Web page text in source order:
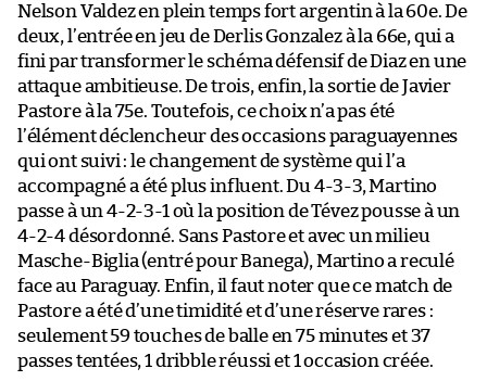
Nelson Valdez en plein temps fort argentin à la 60e. De
deux, l’entrée en jeu de Derlis Gonzalez à la 66e, qui a
fini par transformer le schéma défensif de Diaz en une
attaque ambitieuse. De trois, enfin, la sortie de Javier
Pastore à la 75e. Toutefois, ce choix n’a pas été
l’élément déclencheur des occasions paraguayennes
qui ont suivi : le changement de système qui l’a
accompagné a été plus influent. Du 4-3-3, Martino
passe à un 4-2-3-1 où la position de Tévez pousse à un
4-2-4 désordonné. Sans Pastore et avec un milieu
Masche-Biglia (entré pour Banega), Martino a reculé
face au Paraguay. Enfin, il faut noter que ce match de
Pastore a été d’une timidité et d’une réserve rares :
seulement 59 touches de balle en 75 minutes et 37
passes tentées, 1 dribble réussi et 1 occasion créée.